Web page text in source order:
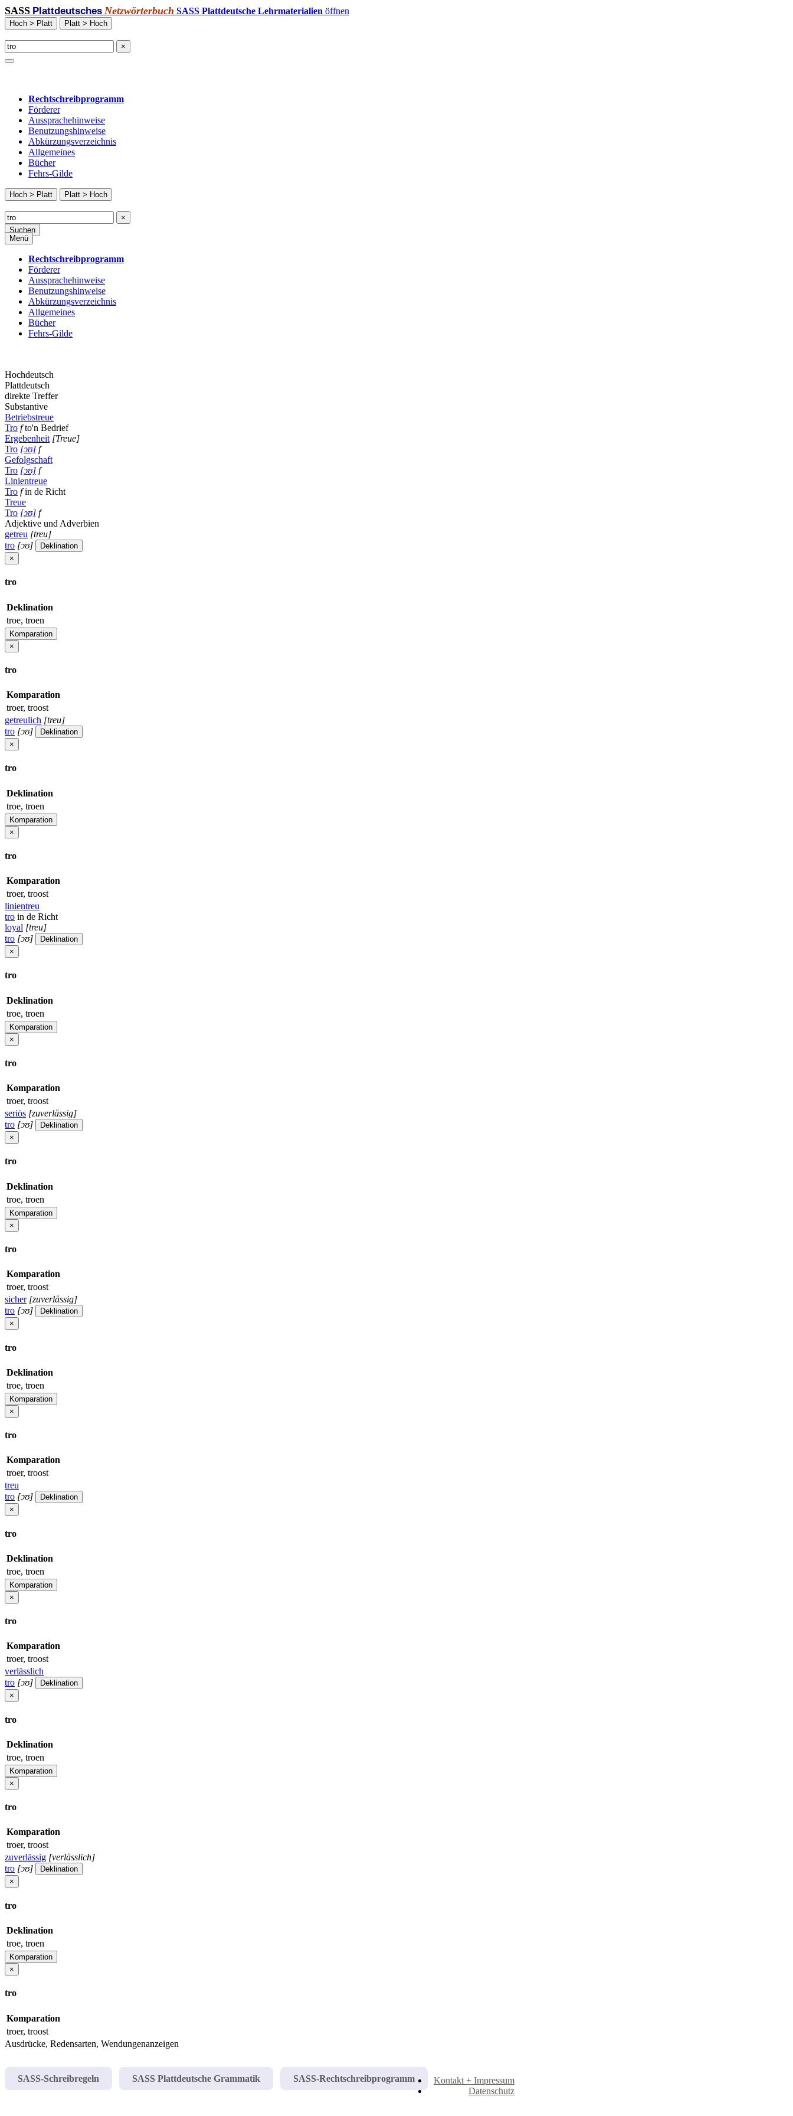
SASS Plattdeutsches Netzwörterbuch SASS Plattdeutsche Lehrmaterialien öffnen
Hoch > Platt Platt > Hoch
×
Rechtschreibprogramm
Förderer
Aussprachehinweise
Benutzungshinweise
Abkürzungsverzeichnis
Allgemeines
Bücher
Fehrs-Gilde
Hoch > Platt Platt > Hoch
×
Suchen
Menü
Rechtschreibprogramm
Förderer
Aussprachehinweise
Benutzungshinweise
Abkürzungsverzeichnis
Allgemeines
Bücher
Fehrs-Gilde
Hochdeutsch
Plattdeutsch
direkte Treffer
Substantive
Betriebstreue
Tro fto'n Bedrief
Ergebenheit [Treue]
Tro [ɔʊ] f
Gefolgschaft
Tro [ɔʊ] f
Linientreue
Tro fin de Richt
Treue
Tro [ɔʊ] f
Adjektive und Adverbien
getreu [treu]
tro [ɔʊ]
Deklination
×
tro
Deklination
troe, troen
Komparation
×
tro
Komparation
troer, troost
getreulich [treu]
tro [ɔʊ]
Deklination
×
tro
Deklination
troe, troen
Komparation
×
tro
Komparation
troer, troost
linientreu
tro in de Richt
loyal [treu]
tro [ɔʊ]
Deklination
×
tro
Deklination
troe, troen
Komparation
×
tro
Komparation
troer, troost
seriös [zuverlässig]
tro [ɔʊ]
Deklination
×
tro
Deklination
troe, troen
Komparation
×
tro
Komparation
troer, troost
sicher [zuverlässig]
tro [ɔʊ]
Deklination
×
tro
Deklination
troe, troen
Komparation
×
tro
Komparation
troer, troost
treu
tro [ɔʊ]
Deklination
×
tro
Deklination
troe, troen
Komparation
×
tro
Komparation
troer, troost
verlässlich
tro [ɔʊ]
Deklination
×
tro
Deklination
troe, troen
Komparation
×
tro
Komparation
troer, troost
zuverlässig [verlässlich]
tro [ɔʊ]
Deklination
×
tro
Deklination
troe, troen
Komparation
×
tro
Komparation
troer, troost
Ausdrücke, Redensarten, Wendungenanzeigen
SASS-Schreibregeln SASS Plattdeutsche Grammatik SASS-Rechtschreibprogramm
Kontakt + Impressum
Datenschutz